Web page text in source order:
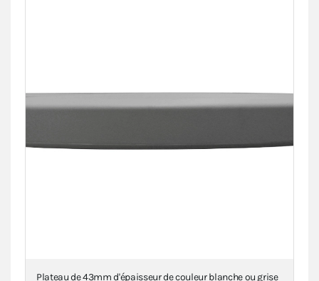
Plateau de 43mm d'épaisseur de couleur blanche ou grise